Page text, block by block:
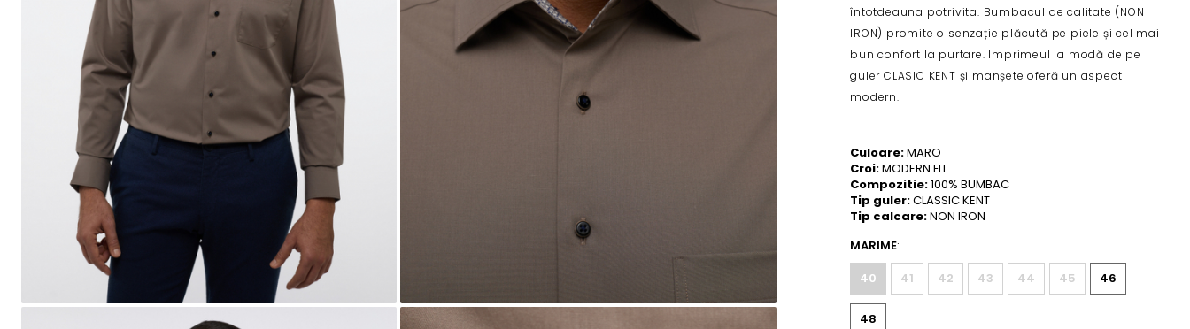
întotdeauna potrivita. Bumbacul de calitate (NON
IRON) promite o senzație plăcută pe piele și cel mai
bun confort la purtare. Imprimeul la modă de pe
guler CLASIC KENT și manșete oferă un aspect
modern.
Culoare:MARO
Croi:MODERN FIT
Compozitie:100% BUMBAC
Tip guler:CLASSIC KENT
Tip calcare:NON IRON
MARIME:
40
41 42 43 44 45 46
48